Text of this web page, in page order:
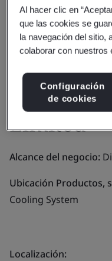
Hong
Cooling
Limited
Alcance del negocio:
Ubicación Productos,
Cooling System
Localización:
Al hacer clic en
que las cookies se
la navegación del sitio,
colaborar con nuestros
Configuración
de cookies